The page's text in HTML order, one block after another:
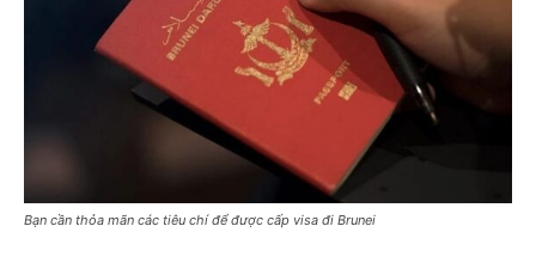
Bạn cần thỏa mãn các tiêu chí để được cấp visa đi Brunei